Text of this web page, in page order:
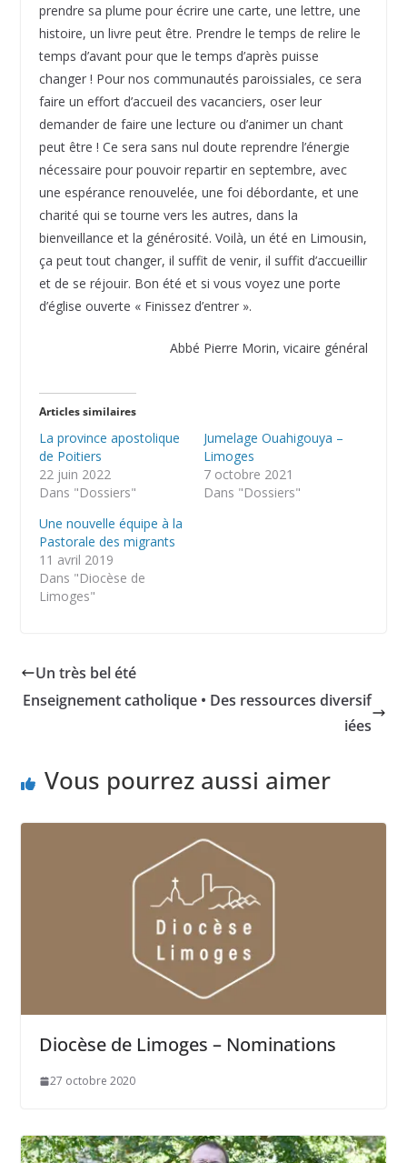
prendre sa plume pour écrire une carte, une lettre, une
histoire, un livre peut être. Prendre le temps de relire le
temps d’avant pour que le temps d’après puisse
changer ! Pour nos communautés paroissiales, ce sera
faire un effort d’accueil des vacanciers, oser leur
demander de faire une lecture ou d’animer un chant
peut être ! Ce sera sans nul doute reprendre l’énergie
nécessaire pour pouvoir repartir en septembre, avec
une espérance renouvelée, une foi débordante, et une
charité qui se tourne vers les autres, dans la
bienveillance et la générosité. Voilà, un été en Limousin,
ça peut tout changer, il suffit de venir, il suffit d’accueillir
et de se réjouir. Bon été et si vous voyez une porte
d’église ouverte « Finissez d’entrer ».
Abbé Pierre Morin, vicaire général
Articles similaires
La province apostolique
de Poitiers
22 juin 2022
Dans "Dossiers"
Jumelage Ouahigouya –
Limoges
7 octobre 2021
Dans "Dossiers"
Une nouvelle équipe à la
Pastorale des migrants
11 avril 2019
Dans "Diocèse de
Limoges"
Un très bel été
Enseignement catholique • Des ressources diversif
iées
Vous pourrez aussi aimer
Diocèse de Limoges – Nominations
27 octobre 2020